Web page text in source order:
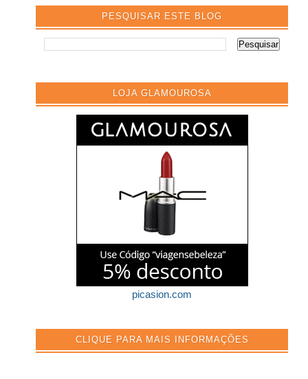
PESQUISAR ESTE BLOG
LOJA GLAMOUROSA
picasion.com
CLIQUE PARA MAIS INFORMAÇÕES